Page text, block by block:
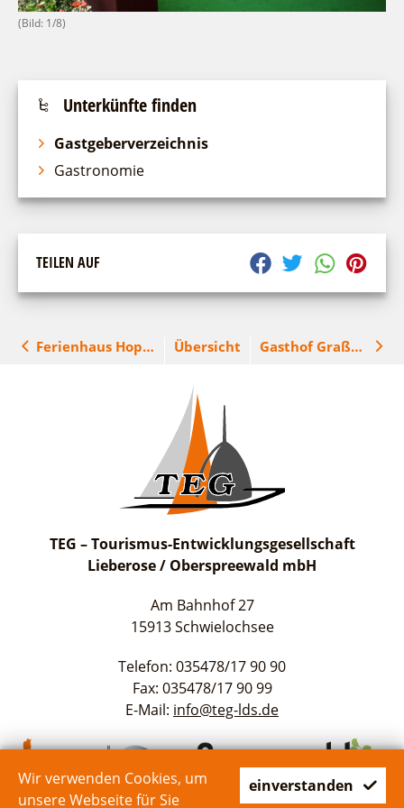
einverstanden
Wir verwenden Cookies, um
unsere Webseite für Sie
(Bild: 1/8)
Unterkünfte finden
Gastgeberverzeichnis
Gastronomie
TEILEN AUF
Ferienhaus Hopsch Übersicht Gasthof Graßmel
TEG – Tourismus-Entwicklungsgesellschaft
Lieberose / Oberspreewald mbH
Am Bahnhof 27
15913 Schwielochsee
Telefon: 035478/17 90 90
Fax: 035478/17 90 99
E-Mail: info@teg-lds.de